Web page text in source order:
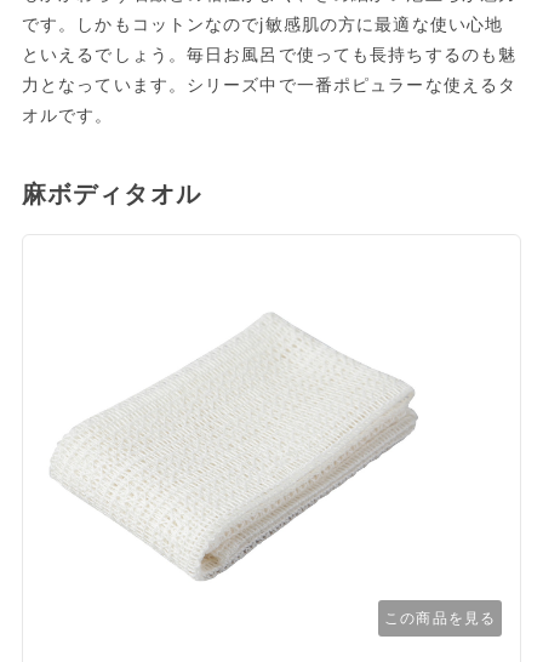
です。しかもコットンなのでj敏感肌の方に最適な使い心地
といえるでしょう。毎日お風呂で使っても長持ちするのも魅
力となっています。シリーズ中で一番ポピュラーな使えるタ
オルです。
麻ボディタオル
この商品を見る